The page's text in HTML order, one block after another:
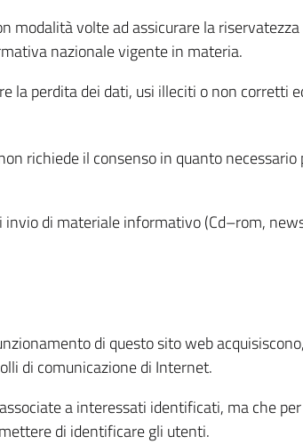
volte ad assicurare la
nazionale vigente in materia.
la perdita dei dati, usi illeciti o non corretti
richiede il consenso in quanto
di materiale informativo (Cd–rom,
di questo sito web
di comunicazione di Internet.
a interessati identificati, ma che
di identificare gli utenti.